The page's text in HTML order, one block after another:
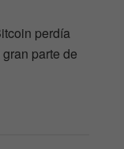
perdía
parte de